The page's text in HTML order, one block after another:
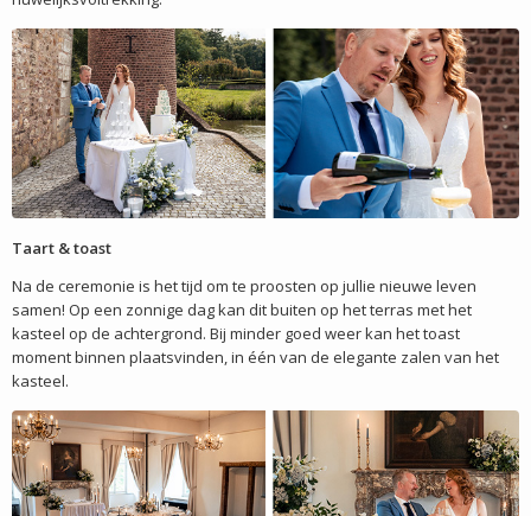
Taart & toast
Na de ceremonie is het tijd om te proosten op jullie nieuwe leven
samen! Op een zonnige dag kan dit buiten op het terras met het
kasteel op de achtergrond. Bij minder goed weer kan het toast
moment binnen plaatsvinden, in één van de elegante zalen van het
kasteel.